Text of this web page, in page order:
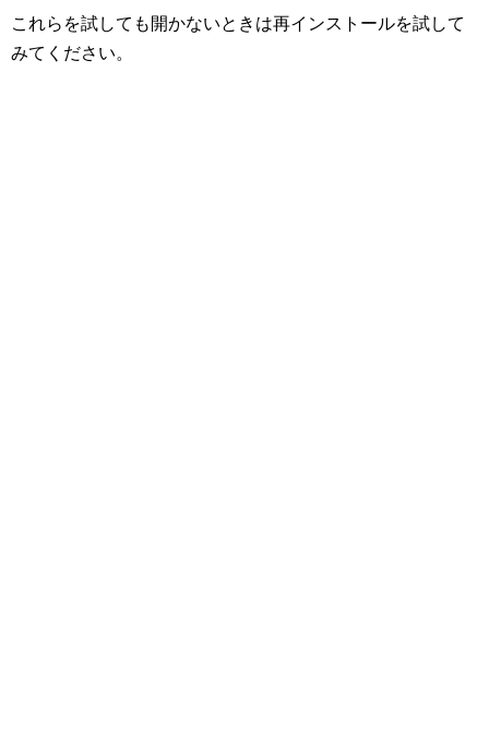
これらを試しても開かないときは再インストールを試して
みてください。